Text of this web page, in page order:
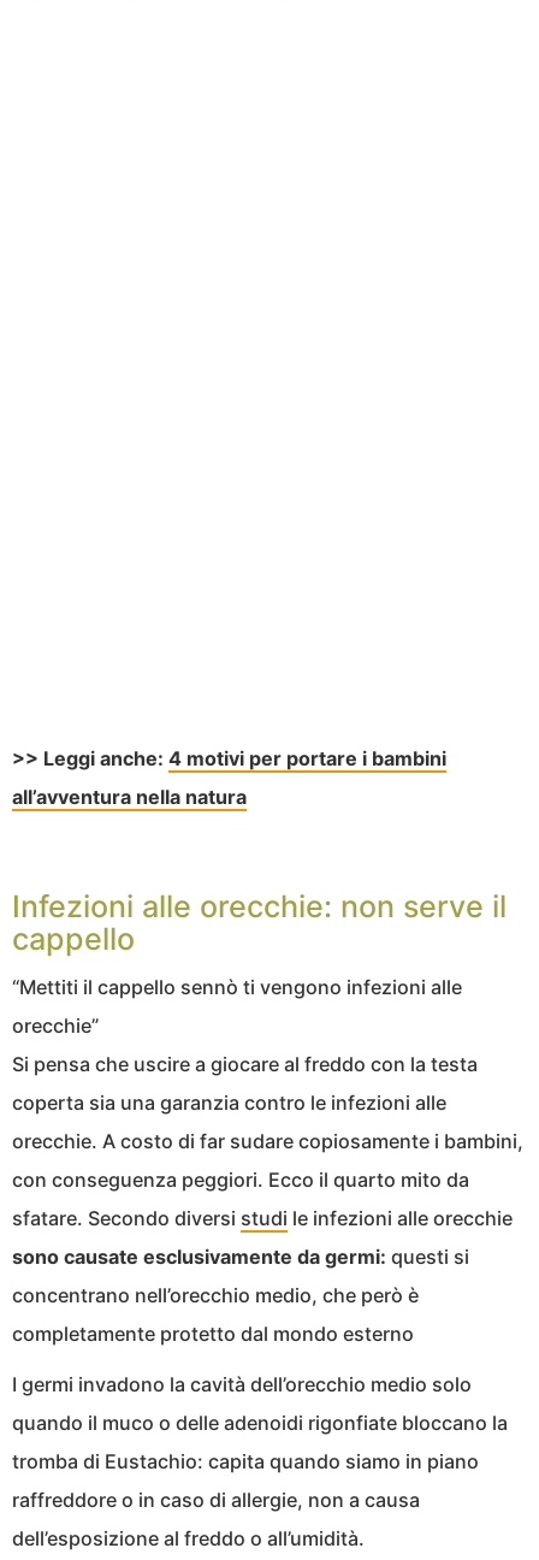
>> Leggi anche: 4 motivi per portare i bambini
all’avventura nella natura
Infezioni alle orecchie: non serve il
cappello
“Mettiti il cappello sennò ti vengono infezioni alle
orecchie”
Si pensa che uscire a giocare al freddo con la testa
coperta sia una garanzia contro le infezioni alle
orecchie. A costo di far sudare copiosamente i bambini,
con conseguenza peggiori. Ecco il quarto mito da
sfatare. Secondo diversi studi le infezioni alle orecchie
sono causate esclusivamente da germi: questi si
concentrano nell’orecchio medio, che però è
completamente protetto dal mondo esterno
I germi invadono la cavità dell’orecchio medio solo
quando il muco o delle adenoidi rigonfiate bloccano la
tromba di Eustachio: capita quando siamo in piano
raffreddore o in caso di allergie, non a causa
dell’esposizione al freddo o all’umidità.